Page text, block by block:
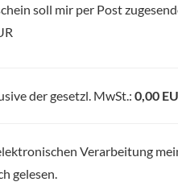
soll mir per Post
der gesetzl. MwSt.: 0,00
Verarbeitung
gelesen.